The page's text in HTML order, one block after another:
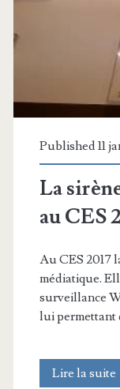
Published 11
La
au CES
Au CES 2017
médiatique.
surveillance
lui permettant
Lire la suite